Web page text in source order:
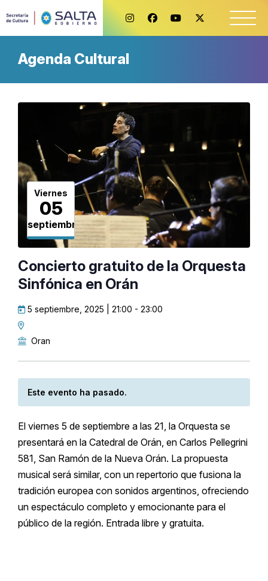
Agenda Cultural
Viernes
05
septiembre
Concierto gratuito de la Orquesta
Sinfónica en Orán
5 septiembre, 2025 | 21:00 - 23:00
Oran
Este evento ha pasado.
El viernes 5 de septiembre a las 21, la Orquesta se
presentará en la Catedral de Orán, en Carlos Pellegrini
581, San Ramón de la Nueva Orán. La propuesta
musical será similar, con un repertorio que fusiona la
tradición europea con sonidos argentinos, ofreciendo
un espectáculo completo y emocionante para el
público de la región. Entrada libre y gratuita.